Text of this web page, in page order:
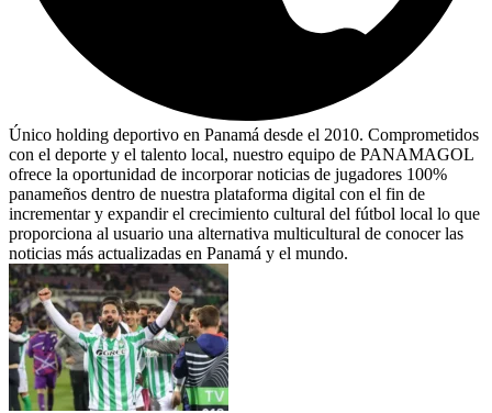
Único holding deportivo en Panamá desde el 2010. Comprometidos
con el deporte y el talento local, nuestro equipo de PANAMAGOL
ofrece la oportunidad de incorporar noticias de jugadores 100%
panameños dentro de nuestra plataforma digital con el fin de
incrementar y expandir el crecimiento cultural del fútbol local lo que
proporciona al usuario una alternativa multicultural de conocer las
noticias más actualizadas en Panamá y el mundo.